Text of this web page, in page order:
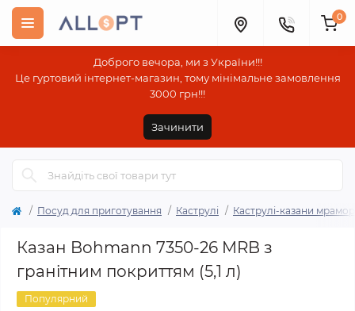
Доброго вечора, ми з України!!!
Це гуртовий інтернет-магазин, тому мінімальне замовлення
3000 грн!!!
Зачинити
0
Посуд для приготування Каструлі Каструлі-казани
Казан Bohmann 7350-26 MRB з
гранітним покриттям (5,1 л)
Популярний